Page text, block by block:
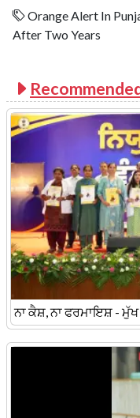
Orange Alert In
After Two Years
ਨਾ ਕੈਸ਼, ਨਾ ਫਰਮਾਇਸ਼ - ਮੁੱਖ